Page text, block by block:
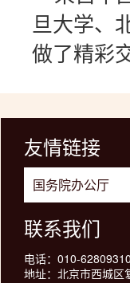
旦大学、
做了精彩
友情链接
联系我们
电话：010-62809310
地址：北京市西城区